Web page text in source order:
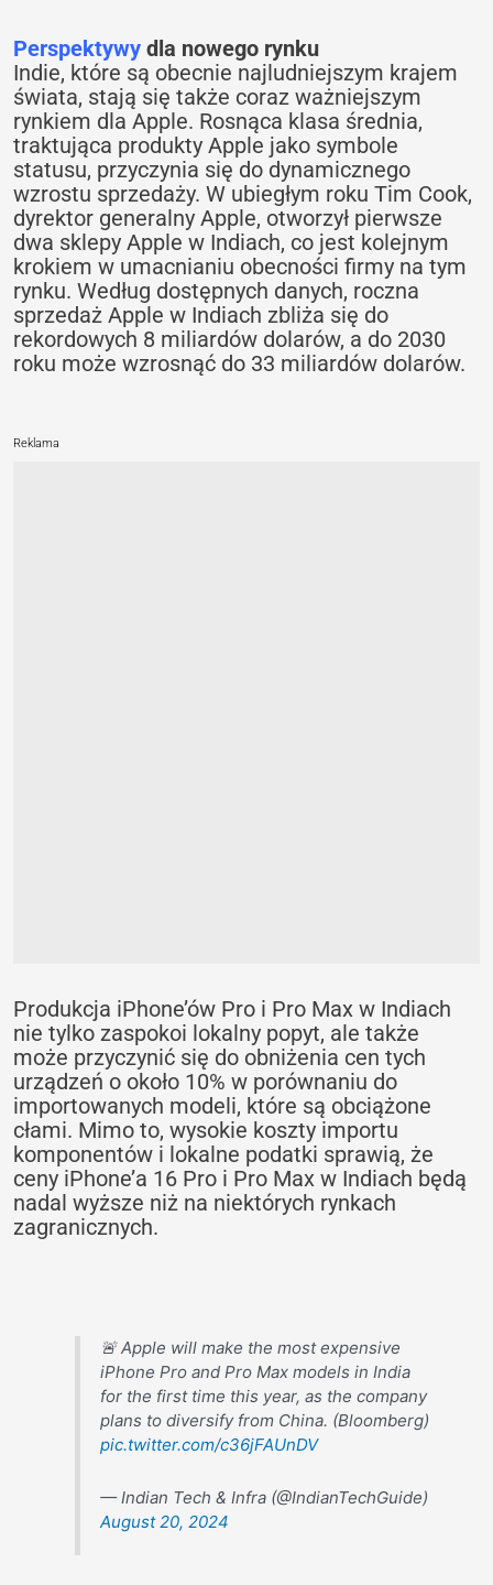
Perspektywy dla nowego rynku
Indie, które są obecnie najludniejszym krajem
świata, stają się także coraz ważniejszym
rynkiem dla Apple. Rosnąca klasa średnia,
traktująca produkty Apple jako symbole
statusu, przyczynia się do dynamicznego
wzrostu sprzedaży. W ubiegłym roku Tim Cook,
dyrektor generalny Apple, otworzył pierwsze
dwa sklepy Apple w Indiach, co jest kolejnym
krokiem w umacnianiu obecności firmy na tym
rynku. Według dostępnych danych, roczna
sprzedaż Apple w Indiach zbliża się do
rekordowych 8 miliardów dolarów, a do 2030
roku może wzrosnąć do 33 miliardów dolarów.
Reklama
Produkcja iPhone’ów Pro i Pro Max w Indiach
nie tylko zaspokoi lokalny popyt, ale także
może przyczynić się do obniżenia cen tych
urządzeń o około 10% w porównaniu do
importowanych modeli, które są obciążone
cłami. Mimo to, wysokie koszty importu
komponentów i lokalne podatki sprawią, że
ceny iPhone’a 16 Pro i Pro Max w Indiach będą
nadal wyższe niż na niektórych rynkach
zagranicznych.
🚨 Apple will make the most expensive
iPhone Pro and Pro Max models in India
for the first time this year, as the company
plans to diversify from China. (Bloomberg)
pic.twitter.com/c36jFAUnDV
— Indian Tech & Infra (@IndianTechGuide)
August 20, 2024